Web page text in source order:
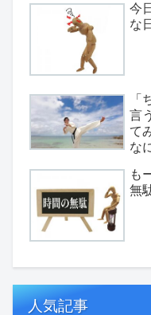
今
な
「
言
て
な
も
無
人気記事